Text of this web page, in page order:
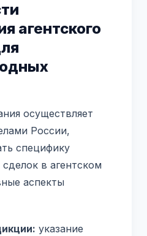
агентского
осуществляет
России,
специфику
в агентском
аспекты
указание